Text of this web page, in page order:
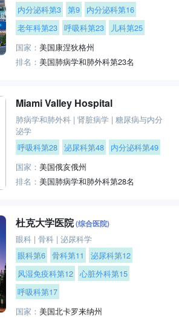
内分泌科第3 第9
内分泌科第16
老年科第23 呼吸科第23
儿科第25
国家：美国康涅狄格州
排名：美国肺病学和肺外科第23名
Miami Valley Hospital
肺病学和肺外科 |肾脏病学 |糖尿病与内分
泌学
呼吸科第28 泌尿科第48
内分泌科第49
国家：美国俄亥俄州
排名：美国肺病学和肺外科第28名
杜克大学医院(综合医院)
眼科 |骨科 |泌尿科学
眼科第6 骨科第11
泌尿科第12
风湿免疫科第12 心脏外科第15
呼吸科第17
国家：美国北卡罗来纳州